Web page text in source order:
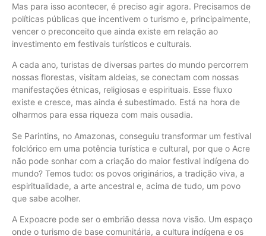
Mas para isso acontecer, é preciso agir agora. Precisamos de
políticas públicas que incentivem o turismo e, principalmente,
vencer o preconceito que ainda existe em relação ao
investimento em festivais turísticos e culturais.
A cada ano, turistas de diversas partes do mundo percorrem
nossas florestas, visitam aldeias, se conectam com nossas
manifestações étnicas, religiosas e espirituais. Esse fluxo
existe e cresce, mas ainda é subestimado. Está na hora de
olharmos para essa riqueza com mais ousadia.
Se Parintins, no Amazonas, conseguiu transformar um festival
folclórico em uma potência turística e cultural, por que o Acre
não pode sonhar com a criação do maior festival indígena do
mundo? Temos tudo: os povos originários, a tradição viva, a
espiritualidade, a arte ancestral e, acima de tudo, um povo
que sabe acolher.
A Expoacre pode ser o embrião dessa nova visão. Um espaço
onde o turismo de base comunitária, a cultura indígena e os